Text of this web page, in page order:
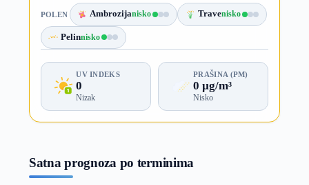
POLEN Ambrozijanisko Travenisko
Pelinnisko
UV INDEKS
0
Nizak
PRAŠINA (PM)
0 µg/m³
Nisko
Satna prognoza po terminima